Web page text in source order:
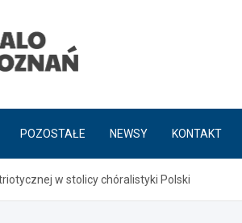
POZOSTAŁE NEWSY KONTAKT
w stolicy chóralistyki Polski